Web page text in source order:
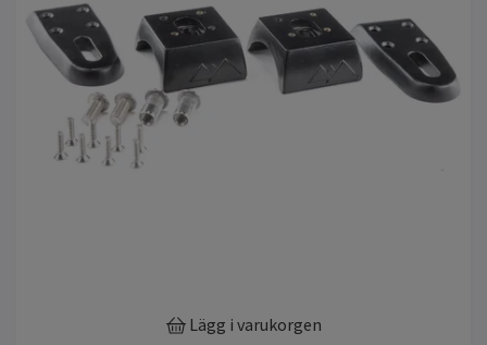
Lägg i varukorgen